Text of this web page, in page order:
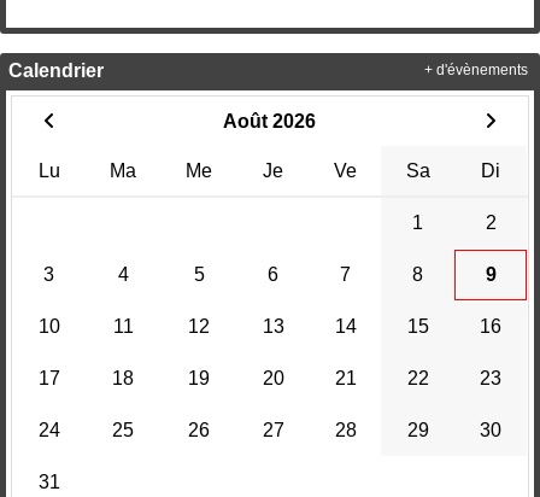
Calendrier
Août 2026
Lu Ma Me Je Ve Sa Di
1 2
3 4 5 6 7 8 9
10 11 12 13 14 15 16
17 18 19 20 21 22 23
24 25 26 27 28 29 30
31
+ d'évènements